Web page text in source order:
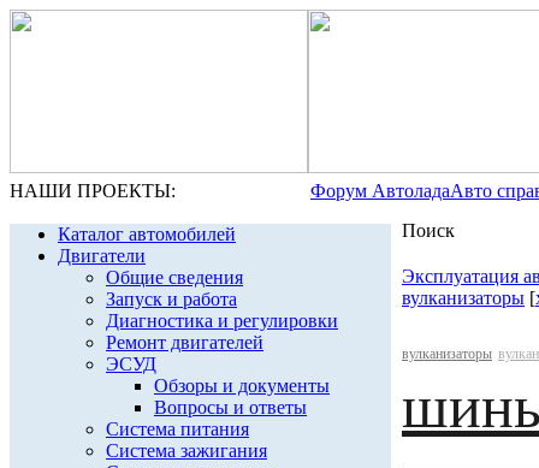
НАШИ ПРОЕКТЫ: Форум АвтоладаАвто
Каталог автомобилей
Двигатели
Общие сведения
Запуск и работа
Диагностика и регулировки
Ремонт двигателей
ЭСУД
Обзоры и документы
Вопросы и ответы
Система питания
Система зажигания
Поиск
Эксплуатация
вулканизаторы [
вулканизаторы